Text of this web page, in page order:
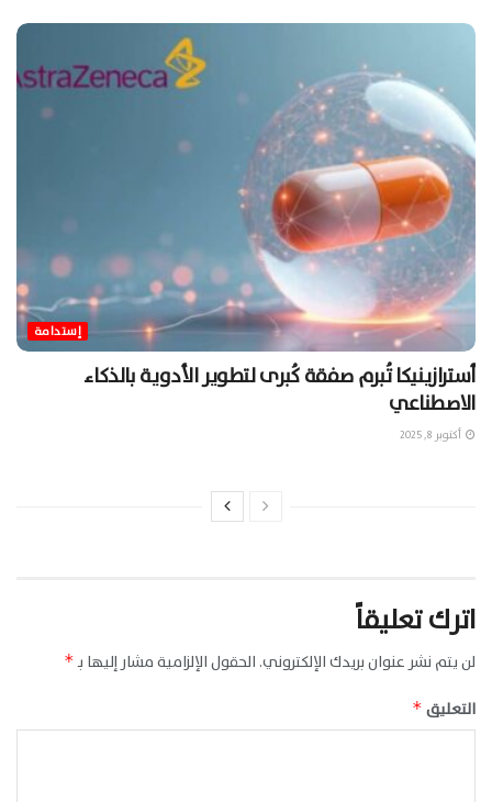
إستدامة
أسترازينيكا تُبرم صفقة كُبرى لتطوير الأدوية بالذكاء
الاصطناعي
أكتوبر 8, 2025
اترك تعليقاً
لن يتم نشر عنوان بريدك الإلكتروني. الحقول الإلزامية مشار إليها بـ*
التعليق *